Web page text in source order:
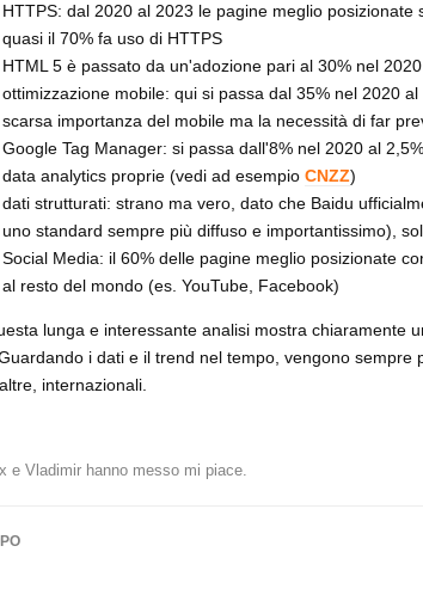
HTTPS: dal 2020 al 2023 le pagine meglio
quasi il 70% fa uso di HTTPS
HTML 5 è passato da un'adozione pari al 30% nel
ottimizzazione mobile: qui si passa dal 35% nel 2020
scarsa importanza del mobile ma la necessità di far
Google Tag Manager: si passa dall'8% nel 2020 al
data analytics proprie (vedi ad esempio CNZZ)
dati strutturati: strano ma vero, dato che Baidu
uno standard sempre più diffuso e importantissimo),
Social Media: il 60% delle pagine meglio posizionate
al resto del mondo (es. YouTube, Facebook)
lunga e interessante analisi mostra chiaramente
Guardando i dati e il trend nel tempo, vengono
internazionali.
e Vladimir hanno messo mi piace.